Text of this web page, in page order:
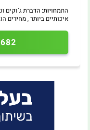
התמחויות: הדברת ג`וקים
איכותיים ביותר , מחירים